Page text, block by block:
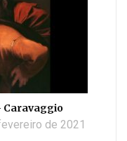
de 2021